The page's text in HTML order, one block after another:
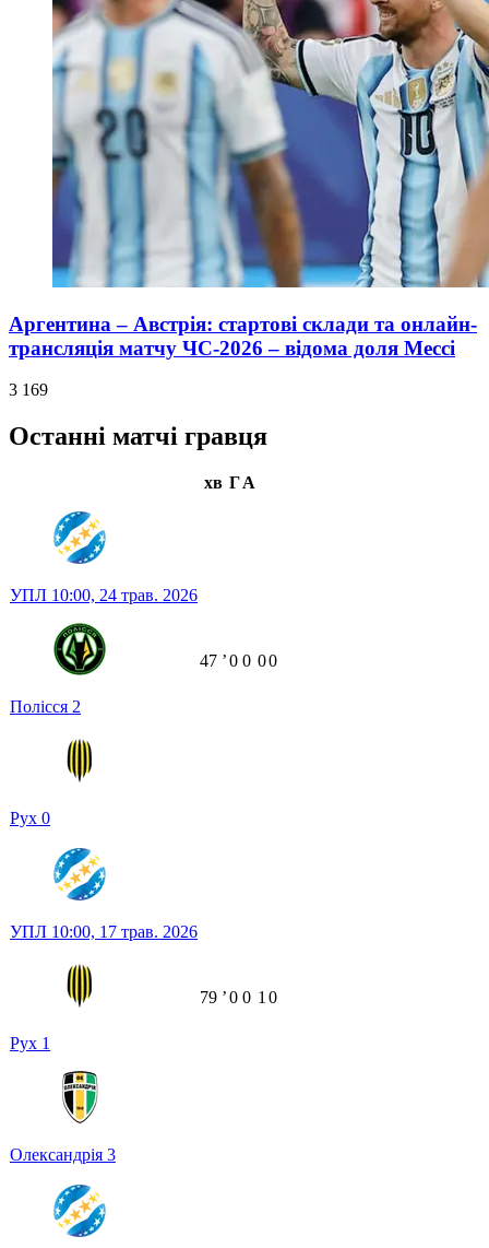
Аргентина – Австрія: стартові склади та онлайн-
трансляція матчу ЧС-2026 – відома доля Мессі
3 169
Останні матчі гравця
хв ГА
УПЛ 10:00, 24 трав. 2026
Полісся 2
Рух 0
47 ʼ0 0 00
УПЛ 10:00, 17 трав. 2026
Рух 1
Олександрія 3
79 ʼ0 0 1 0